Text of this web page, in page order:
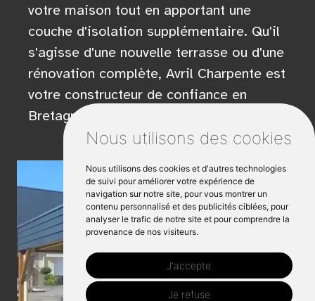
Nous utilisons des cookies
Nous utilisons des cookies et d'autres technologies
de suivi pour améliorer votre expérience de
navigation sur notre site, pour vous montrer un
contenu personnalisé et des publicités ciblées, pour
analyser le trafic de notre site et pour comprendre la
provenance de nos visiteurs.
J'accepte
Je refuse
votre maison tout en apportant une
couche d'isolation supplémentaire. Qu'il
s'agisse d'une nouvelle terrasse ou d'une
rénovation complète, Avril Charpente est
votre constructeur de confiance en
Bretagne.